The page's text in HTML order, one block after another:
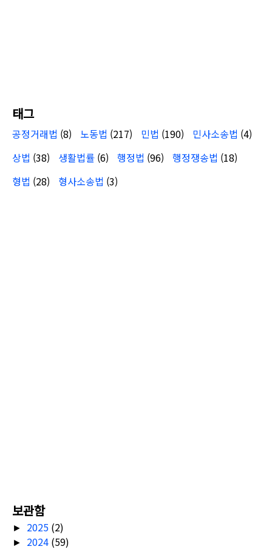
태그
공정거래법 (8) 노동법 (217) 민법 (190) 민사소송법 (4)
상법 (38) 생활법률 (6) 행정법 (96) 행정쟁송법 (18)
형법 (28) 형사소송법 (3)
보관함
► 2025 (2)
► 2024 (59)